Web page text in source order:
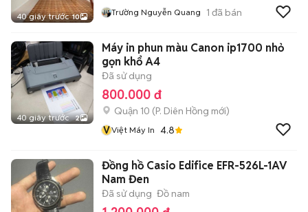
40 giây trước 10 Trường Nguyễn Quang 1 đã bán
40 giây trước 2
Máy in phun màu Canon ip1700 nhỏ
gọn khổ A4
Đã sử dụng
800.000 đ
Quận 10 (P. Diên Hồng mới)
VViệt Máy In 4.8
Đồng hồ Casio Edifice EFR-526L-1AV
Nam Đen
Đã sử dụng Đồ nam